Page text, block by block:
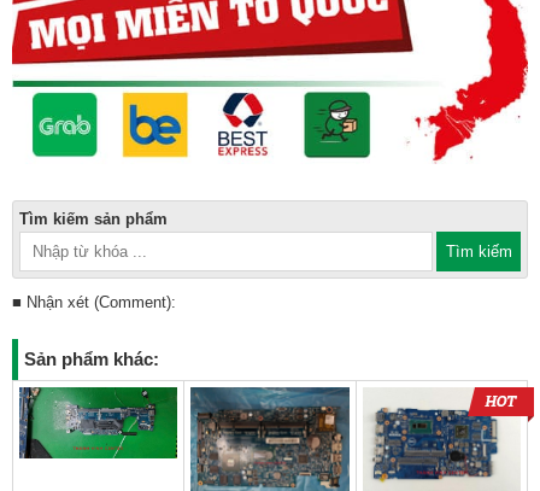
Tìm kiếm sản phẩm
■ Nhận xét (Comment):
Sản phẩm khác: